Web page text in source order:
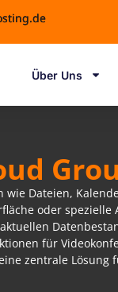
Über Uns
Dateien,
oder
für
zentrale